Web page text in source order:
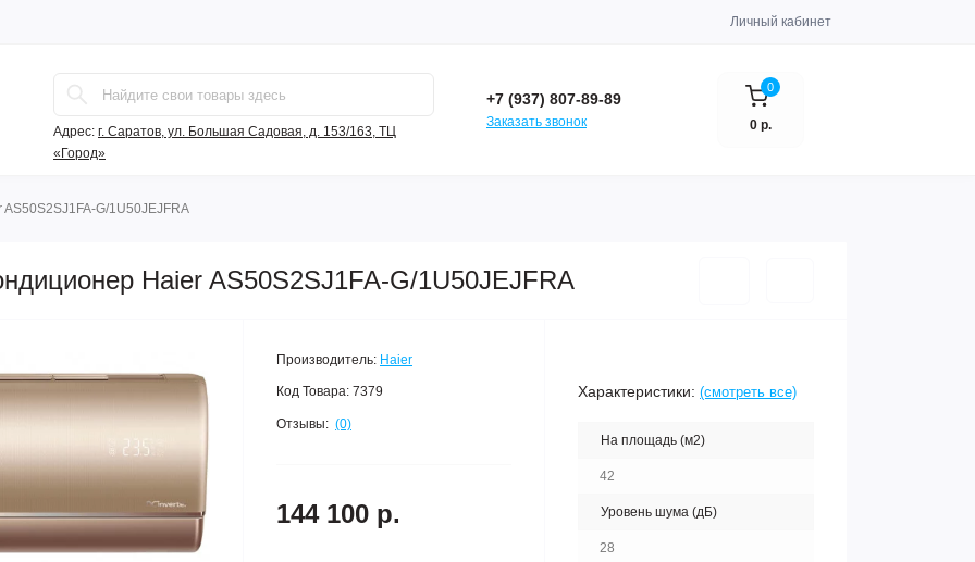
Личный кабинет
Адрес: г. Саратов, ул. Большая Садовая, д. 153/163, ТЦ
«Город»
+7 (937) 807-89-89
Заказать звонок
0
0 р.
AS50S2SJ1FA-G/1U50JEJFRA
Haier AS50S2SJ1FA-G/1U50JEJFRA
Производитель: Haier
Код Товара: 7379
Отзывы: (0)
144 100 р.
Характеристики: (смотреть все)
На площадь (м2)
42
Уровень шума (дБ)
28